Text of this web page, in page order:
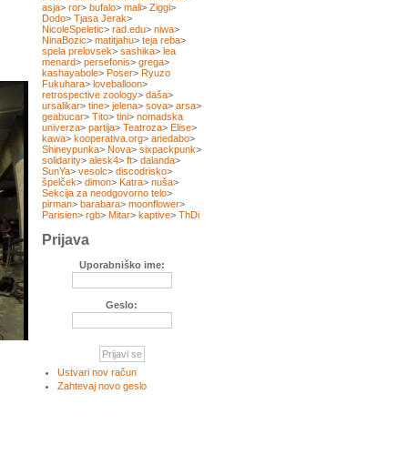
asja> ror> bufalo> mali> Ziggi>
Dodo> Tjasa Jerak>
NicoleSpeletic> rad.edu> niwa>
NinaBozic> matitjahu> teja reba>
spela prelovsek> sashika> lea
menard> persefonis> grega>
kashayabole> Poser> Ryuzo
Fukuhara> loveballoon>
retrospective zoology> daša>
ursalikar> tine> jelena> sova> arsa>
geabucar> Tito> tini> nomadska
univerza> partija> Teatroza> Elise>
kawa> kooperativa.org> anedabo>
Shineypunka> Nova> sixpackpunk>
solidarity> alesk4> ft> dalanda>
SunYa> vesolc> discodrisko>
špelček> dimon> Katra> nuša>
Sekcija za neodgovorno telo>
pirman> barabara> moonflower>
Parisien> rgb> Mitar> kaptive> ThDi
Prijava
Uporabniško ime:
Geslo:
Ustvari nov račun
Zahtevaj novo geslo